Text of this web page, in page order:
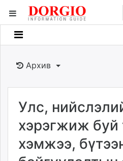
Мэдээллийн
Банк санхүү
Бизнес ААН
Төрийн
Нийслэлийн
dorgio.mn
Архив
Улс,
хэрэгжиж буй
хэмжээ,